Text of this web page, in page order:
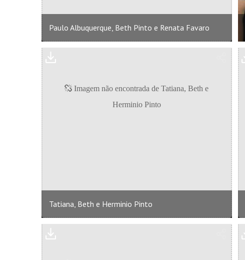
Paulo Albuquerque, Beth Pinto e Renata Favaro
Tatiana, Beth e Herminio Pinto